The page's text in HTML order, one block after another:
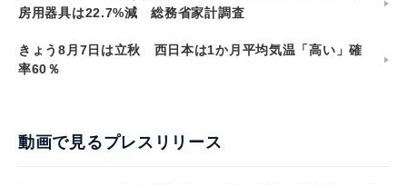
房用器具は22.7%減 総務省家計調査
きょう8月7日は立秋 西日本は1か月平均気温「高い」確
率60％
動画で見るプレスリリース